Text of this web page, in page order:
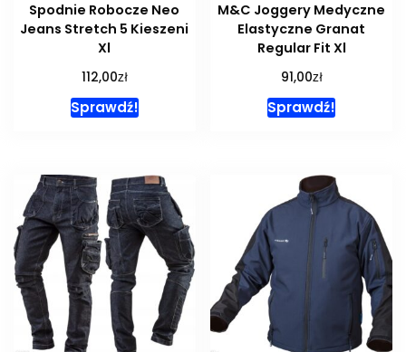
Spodnie Robocze Neo
Jeans Stretch 5 Kieszeni
Xl
112,00zł
Sprawdź!
M&C Joggery Medyczne
Elastyczne Granat
Regular Fit Xl
91,00zł
Sprawdź!